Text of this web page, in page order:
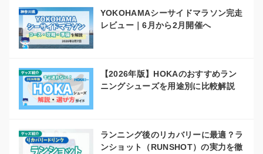
YOKOHAMAシーサイドマラソン完走
レビュー｜6月から2月開催へ
【2026年版】HOKAのおすすめラン
ニングシューズを用途別に比較解説
ランニング後のリカバリーに最適？ラ
ンショット（RUNSHOT）の実力を徹